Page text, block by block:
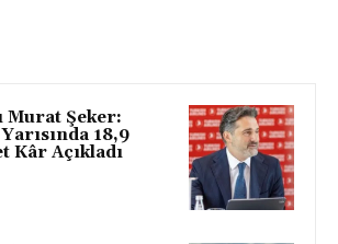
Murat Şeker:
18,9
Kâr Açıkladı